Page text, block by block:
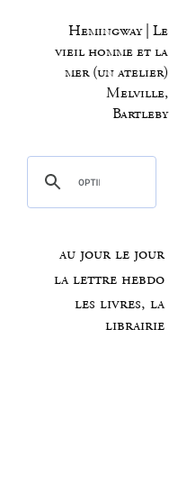
Hemingway | Le
vieil homme et la
mer (un atelier)
Melville,
Bartleby
au jour le jour
la lettre hebdo
les livres, la
librairie